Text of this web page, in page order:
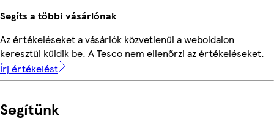
Segíts a többi vásárlónak
Az értékeléseket a vásárlók közvetlenül a weboldalon
keresztül küldik be. A Tesco nem ellenőrzi az értékeléseket.
Írj értékelést
Segítünk